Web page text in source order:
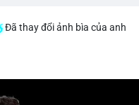
Đã thay đổi ảnh bìa của anh